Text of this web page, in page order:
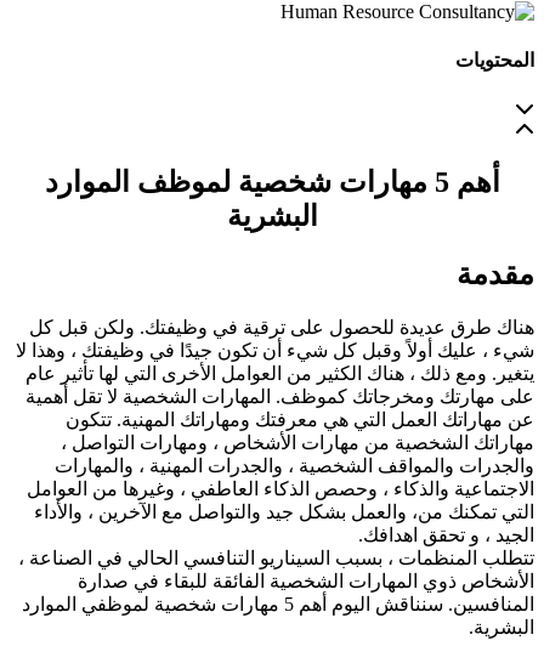
المحتويات
أهم 5 مهارات شخصية لموظف الموارد
البشرية
مقدمة
هناك طرق عديدة للحصول على ترقية في وظيفتك. ولكن قبل كل
شيء ، عليك أولاً وقبل كل شيء أن تكون جيدًا في وظيفتك ، وهذا لا
يتغير. ومع ذلك ، هناك الكثير من العوامل الأخرى التي لها تأثير عام
على مهارتك ومخرجاتك كموظف. المهارات الشخصية لا تقل أهمية
عن مهاراتك العمل التي هي معرفتك ومهاراتك المهنية. تتكون
مهاراتك الشخصية من مهارات الأشخاص ، ومهارات التواصل ،
والجدرات والمواقف الشخصية ، والجدرات المهنية ، والمهارات
الاجتماعية والذكاء ، وحصص الذكاء العاطفي ، وغيرها من العوامل
التي تمكنك من، والعمل بشكل جيد والتواصل مع الآخرين ، والأداء
الجيد ، و تحقق اهدافك.
تتطلب المنظمات ، بسبب السيناريو التنافسي الحالي في الصناعة ،
الأشخاص ذوي المهارات الشخصية الفائقة للبقاء في صدارة
المنافسين. سنناقش اليوم أهم 5 مهارات شخصية لموظفي الموارد
البشرية.